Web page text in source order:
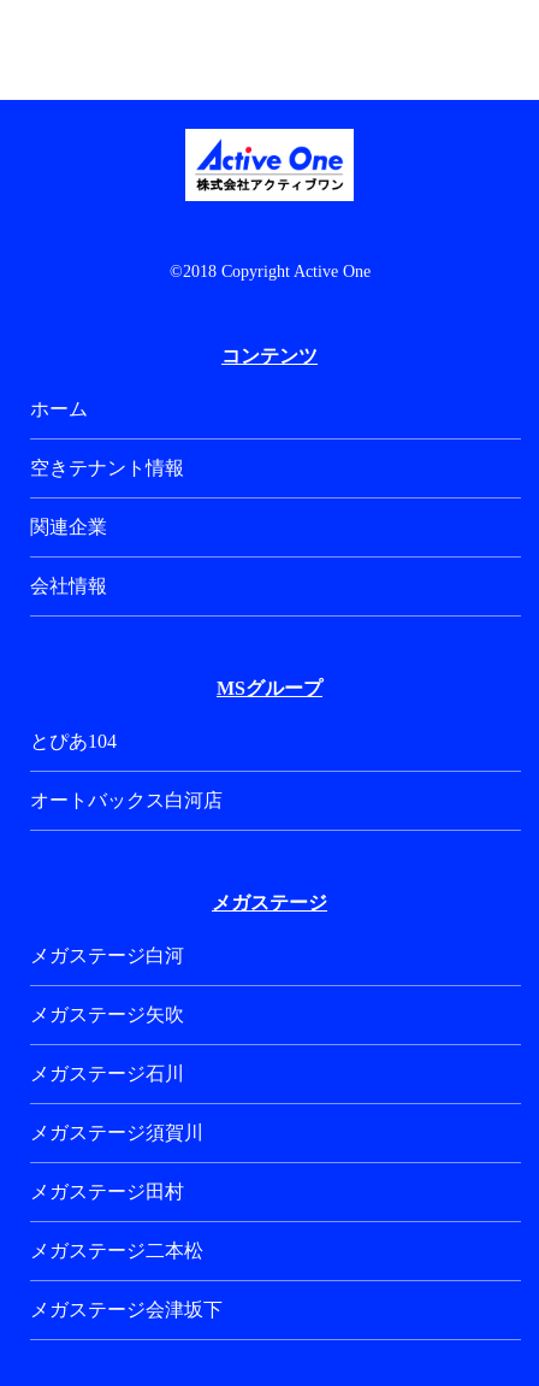
©2018 Copyright Active One
コンテンツ
ホーム
空きテナント情報
関連企業
会社情報
MSグループ
とぴあ104
オートバックス白河店
メガステージ
メガステージ白河
メガステージ矢吹
メガステージ石川
メガステージ須賀川
メガステージ田村
メガステージ二本松
メガステージ会津坂下